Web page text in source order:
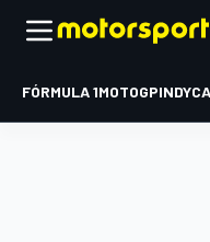
FÓRMULA 1MOTOGP